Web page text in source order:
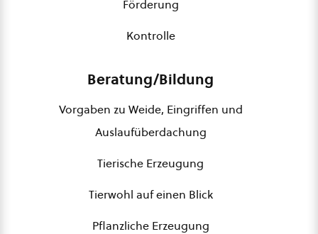
Förderung
Kontrolle
Beratung/Bildung
Vorgaben zu Weide, Eingriffen und
Auslaufüberdachung
Tierische Erzeugung
Tierwohl auf einen Blick
Pflanzliche Erzeugung